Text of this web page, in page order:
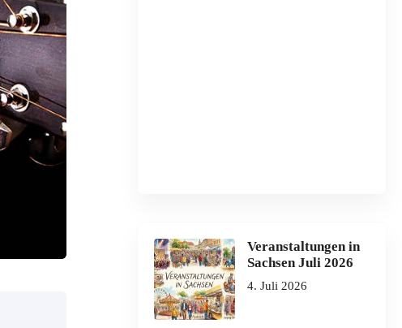
Veranstaltungen in
Sachsen Juli 2026
4. Juli 2026